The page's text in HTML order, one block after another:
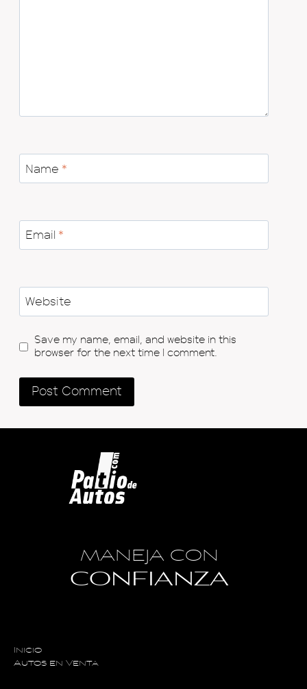
Name *
Email *
Website
Save my name, email, and website in this
browser for the next time I comment.
MANEJA CON
CONFIANZA
Inicio
Autos en Venta